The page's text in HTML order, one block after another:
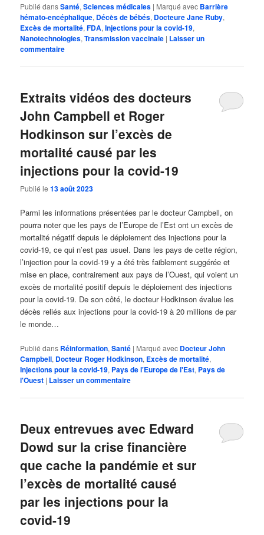
Publié dansSanté,Sciences médicales | Marqué avec Barrière
hémato-encéphalique, Décès de bébés, Docteure Jane Ruby,
Excès de mortalité,FDA,Injections pour la covid-19,
Nanotechnologies,Transmission vaccinale | Laisser un
commentaire
Extraits vidéos des docteurs
John Campbell et Roger
Hodkinson sur l’excès de
mortalité causé par les
injections pour la covid-19
Publié le13 août 2023
Parmi les informations présentées par le docteur Campbell, on
pourra noter que les pays de l’Europe de l’Est ont un excès de
mortalité négatif depuis le déploiement des injections pour la
covid-19, ce qui n’est pas usuel. Dans les pays de cette région,
l’injection pour la covid-19 y a été très faiblement suggérée et
mise en place, contrairement aux pays de l’Ouest, qui voient un
excès de mortalité positif depuis le déploiement des injections
pour la covid-19. De son côté, le docteur Hodkinson évalue les
décès reliés aux injections pour la covid-19 à 20 millions de par
le monde…
Publié dans Réinformation,Santé | Marqué avec Docteur John
Campbell, Docteur Roger Hodkinson, Excès de mortalité,
Injections pour la covid-19, Pays de l'Europe de l'Est, Pays de
l'Ouest | Laisser un commentaire
Deux entrevues avec Edward
Dowd sur la crise financière
que cache la pandémie et sur
l’excès de mortalité causé
par les injections pour la
covid-19